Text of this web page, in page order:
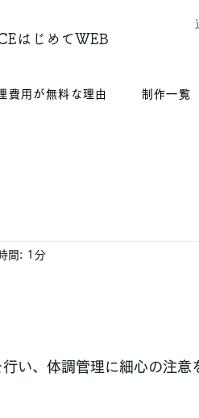
はじめてWEB
費用が無料な理由 制作一覧
間: 1分
い、体調管理に細心の注意